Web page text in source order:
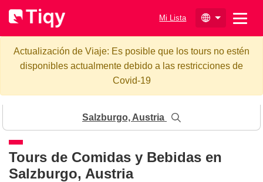
Mi Lista
Actualización de Viaje: Es posible que los tours no estén
disponibles actualmente debido a las restricciones de
Covid-19
Tours de Comidas y Bebidas en
Salzburgo, Austria
Salzburgo, Austria